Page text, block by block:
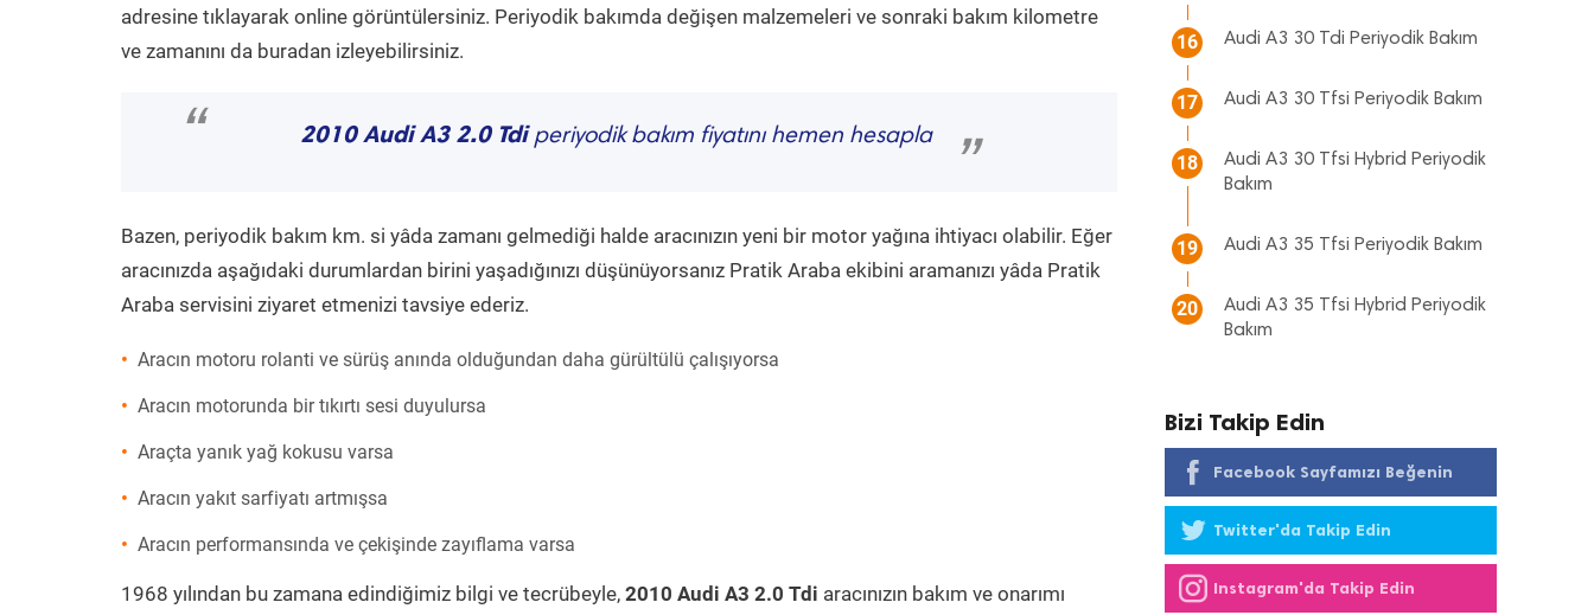
adresine tıklayarak online görüntülersiniz. Periyodik bakımda değişen malzemeleri ve sonraki bakım kilometre
ve zamanını da buradan izleyebilirsiniz.
“ 2010 Audi A3 2.0 Tdiperiyodik bakım fiyatını hemen hesapla
”
Bazen, periyodik bakım km. si yâda zamanı gelmediği halde aracınızın yeni bir motor yağına ihtiyacı olabilir. Eğer
aracınızda aşağıdaki durumlardan birini yaşadığınızı düşünüyorsanız Pratik Araba ekibini aramanızı yâda Pratik
Araba servisini ziyaret etmenizi tavsiye ederiz.
Aracın motoru rolanti ve sürüş anında olduğundan daha gürültülü çalışıyorsa
Aracın motorunda bir tıkırtı sesi duyulursa
Araçta yanık yağ kokusu varsa
Aracın yakıt sarfiyatı artmışsa
Aracın performansında ve çekişinde zayıflama varsa
1968 yılından bu zamana edindiğimiz bilgi ve tecrübeyle, 2010 Audi A3 2.0 Tdi aracınızın bakım ve onarımı
16 Audi A3 30 Tdi Periyodik Bakım
17 Audi A3 30 Tfsi Periyodik Bakım
18
Audi A3 30 Tfsi Hybrid Periyodik
Bakım
19 Audi A3 35 Tfsi Periyodik Bakım
20
Audi A3 35 Tfsi Hybrid Periyodik
Bakım
Bizi Takip Edin
Facebook Sayfamızı Beğenin
Twitter'da Takip Edin
Instagram'da Takip Edin